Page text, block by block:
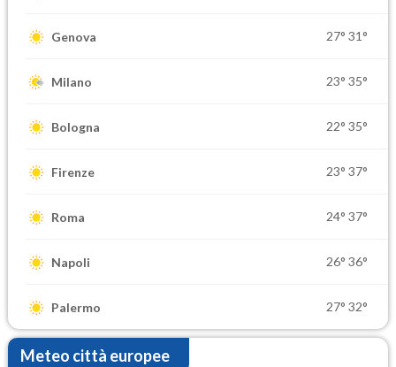
Genova 27° 31°
Milano 23° 35°
Bologna 22° 35°
Firenze 23° 37°
Roma 24° 37°
Napoli 26° 36°
Palermo 27° 32°
Meteo città europee